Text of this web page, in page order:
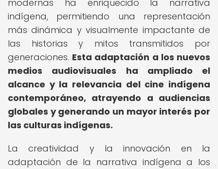
modernas ha enriquecido la narrativa
indígena, permitiendo una representación
más dinámica y visualmente impactante de
las historias y mitos transmitidos por
generaciones. Esta adaptación a los nuevos
medios audiovisuales ha ampliado el
alcance y la relevancia del cine indígena
contemporáneo, atrayendo a audiencias
globales y generando un mayor interés por
las culturas indígenas.
La creatividad y la innovación en la
adaptación de la narrativa indígena a los